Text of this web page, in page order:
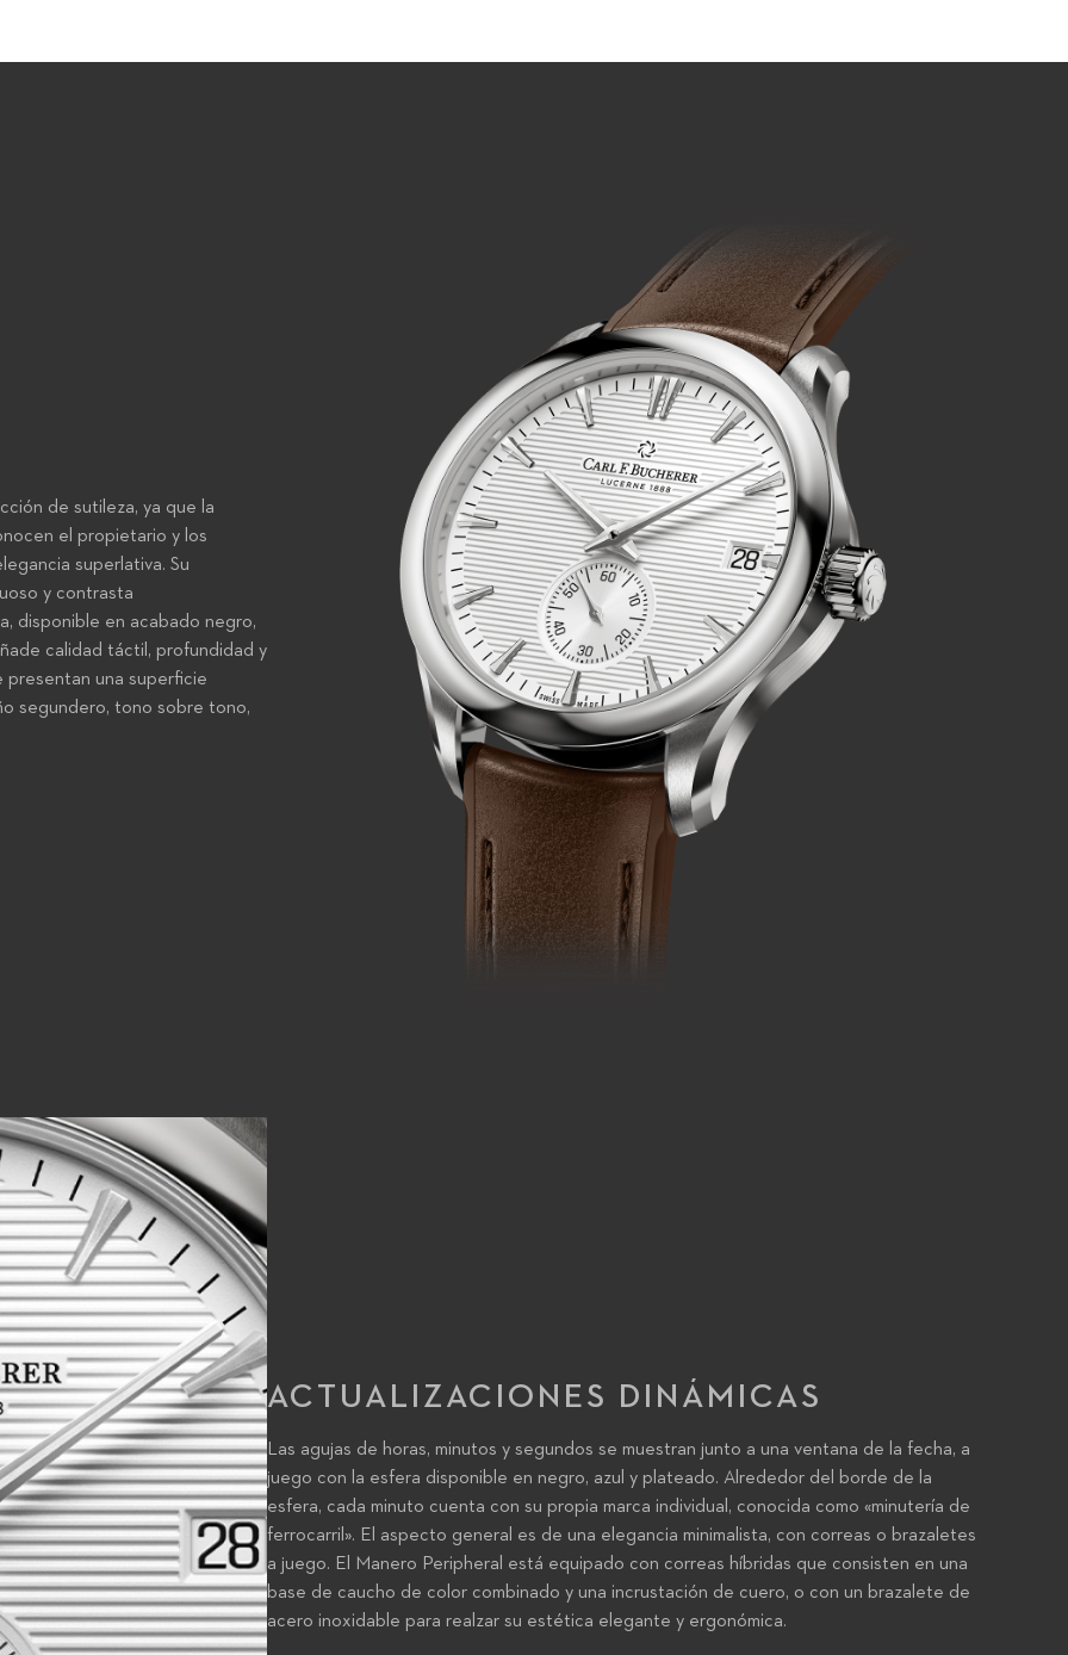
de sutileza, ya que la
el propietario y los
superlativa. Su
y contrasta
disponible en acabado negro,
calidad táctil, profundidad y
presentan una superficie
segundero, tono sobre tono,
ACTUALIZACIONES DINÁMICAS
Las agujas de horas, minutos y segundos se muestran junto a una ventana de la fecha, a
juego con la esfera disponible en negro, azul y plateado. Alrededor del borde de la
esfera, cada minuto cuenta con su propia marca individual, conocida como «minutería de
ferrocarril». El aspecto general es de una elegancia minimalista, con correas o brazaletes
a juego. El Manero Peripheral está equipado con correas híbridas que consisten en una
base de caucho de color combinado y una incrustación de cuero, o con un brazalete de
acero inoxidable para realzar su estética elegante y ergonómica.